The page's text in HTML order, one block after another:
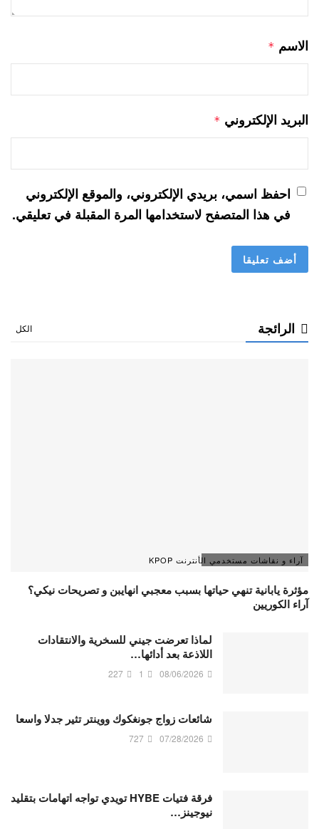
الاسم *
البريد الإلكتروني *
احفظ اسمي، بريدي الإلكتروني، والموقع الإلكتروني
في هذا المتصفح لاستخدامها المرة المقبلة في تعليقي.
الرائجة الكل
آراء و نقاشات مستخدمي الأنترنت KPOP
مؤثرة يابانية تنهي حياتها بسبب معجبي انهايبن و تصريحات نيكي؟
آراء الكوريين
لماذا تعرضت جيني للسخرية والانتقادات
اللاذعة بعد أدائها…
08/06/2026
1
227
شائعات زواج جونغكوك ووينتر تثير جدلا واسعا
07/28/2026
727
فرقة فتيات HYBE تويدي تواجه اتهامات بتقليد
نيوجينز…